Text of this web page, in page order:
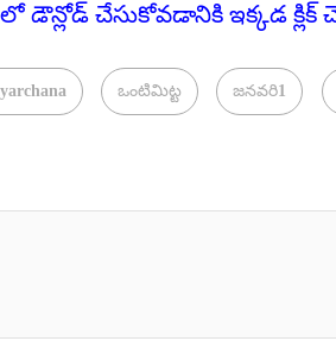
డౌన్లోడ్ చేసుకోవడానికి ఇక్కడ క్లిక్
ఒంటిమిట్ట జనవరి1